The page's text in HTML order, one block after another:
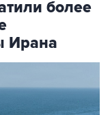
более
Ирана